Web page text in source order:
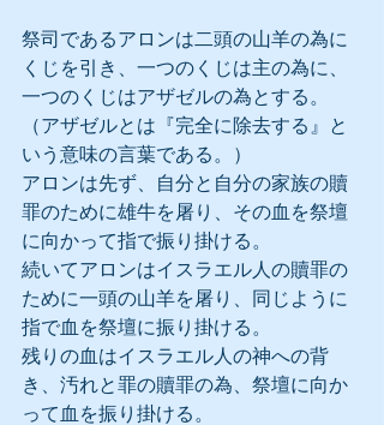
祭司であるアロンは二頭の山羊の為に
くじを引き、一つのくじは主の為に、
一つのくじはアザゼルの為とする。
（アザゼルとは『完全に除去する』と
いう意味の言葉である。）
アロンは先ず、自分と自分の家族の贖
罪のために雄牛を屠り、その血を祭壇
に向かって指で振り掛ける。
続いてアロンはイスラエル人の贖罪の
ために一頭の山羊を屠り、同じように
指で血を祭壇に振り掛ける。
残りの血はイスラエル人の神への背
き、汚れと罪の贖罪の為、祭壇に向か
って血を振り掛ける。